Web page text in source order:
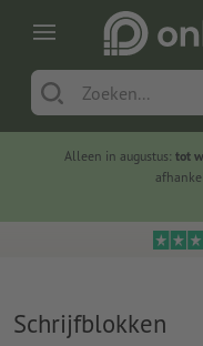
Alleen in augustus: tot
Schrijfblokken